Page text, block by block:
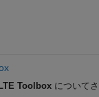
LTE Toolboxについて